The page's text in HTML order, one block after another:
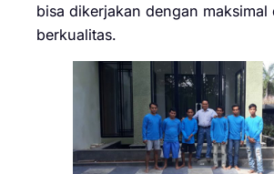
bisa dikerjakan dengan maksimal
berkualitas.